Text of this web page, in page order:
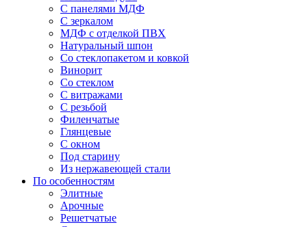
С панелями МДФ
С зеркалом
МДФ с отделкой ПВХ
Натуральный шпон
Со стеклопакетом и ковкой
Винорит
Со стеклом
С витражами
С резьбой
Филенчатые
Глянцевые
С окном
Под старину
Из нержавеющей стали
По особенностям
Элитные
Арочные
Решетчатые